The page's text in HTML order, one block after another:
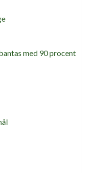
med 90 procent